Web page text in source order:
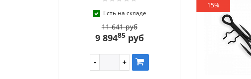
Есть на складе
11 641 руб
9 89485руб
15%